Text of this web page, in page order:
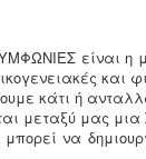
είναι η
και
κάτι ή
μεταξύ μας
να